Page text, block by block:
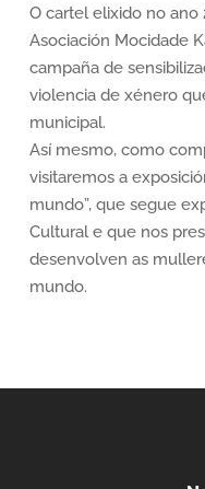
O cartel elixido no ano
Asociación Mocidade
campaña de
violencia de xénero
municipal.
Así mesmo, como
visitaremos a
mundo”, que segue
Cultural e que nos
desenvolven as
mundo.